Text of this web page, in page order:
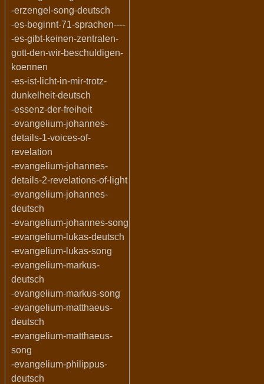
-erzengel-song-deutsch
-es-beginnt-71-sprachen----
-es-gibt-keinen-zentralen-
gott-den-wir-beschuldigen-
koennen
-es-ist-licht-in-mir-trotz-
dunkelheit-deutsch
-essenz-der-freiheit
-evangelium-johannes-
details-1-voices-of-
revelation
-evangelium-johannes-
details-2-revelations-of-light
-evangelium-johannes-
deutsch
-evangelium-johannes-song
-evangelium-lukas-deutsch
-evangelium-lukas-song
-evangelium-markus-
deutsch
-evangelium-markus-song
-evangelium-matthaeus-
deutsch
-evangelium-matthaeus-
song
-evangelium-philippus-
deutsch